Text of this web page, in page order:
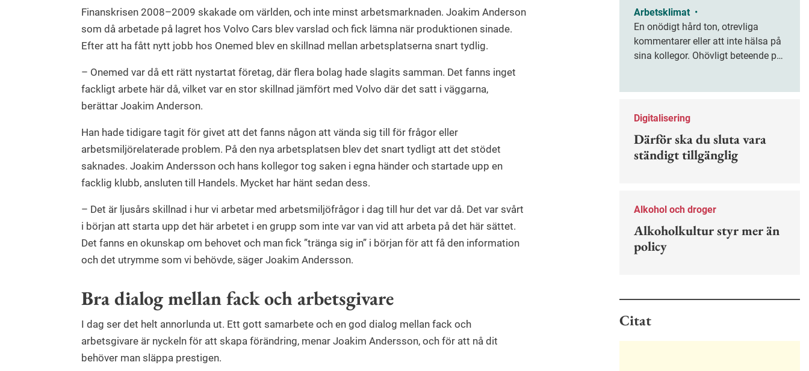
Finanskrisen 2008–2009 skakade om världen, och inte minst arbetsmarknaden. Joakim Anderson
som då arbetade på lagret hos Volvo Cars blev varslad och fick lämna när produktionen sinade.
Efter att ha fått nytt jobb hos Onemed blev en skillnad mellan arbetsplatserna snart tydlig.
– Onemed var då ett rätt nystartat företag, där flera bolag hade slagits samman. Det fanns inget
fackligt arbete här då, vilket var en stor skillnad jämfört med Volvo där det satt i väggarna,
berättar Joakim Anderson.
Han hade tidigare tagit för givet att det fanns någon att vända sig till för frågor eller
arbetsmiljörelaterade problem. På den nya arbetsplatsen blev det snart tydligt att det stödet
saknades. Joakim Andersson och hans kollegor tog saken i egna händer och startade upp en
facklig klubb, ansluten till Handels. Mycket har hänt sedan dess.
– Det är ljusårs skillnad i hur vi arbetar med arbetsmiljöfrågor i dag till hur det var då. Det var svårt
i början att starta upp det här arbetet i en grupp som inte var van vid att arbeta på det här sättet.
Det fanns en okunskap om behovet och man fick ”tränga sig in” i början för att få den information
och det utrymme som vi behövde, säger Joakim Andersson.
Bra dialog mellan fack och arbetsgivare
I dag ser det helt annorlunda ut. Ett gott samarbete och en god dialog mellan fack och
arbetsgivare är nyckeln för att skapa förändring, menar Joakim Andersson, och för att nå dit
behöver man släppa prestigen.
Arbetsklimat •
En onödigt hård ton, otrevliga
kommentarer eller att inte hälsa på
sina kollegor. Ohövligt beteende på
förebygga ohövligt beteende på
Digitalisering
Därför ska du sluta vara
ständigt tillgänglig
Alkohol och droger
Alkoholkultur styr mer än
policy
Citat